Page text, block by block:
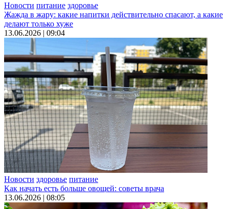
Новости питание здоровье
Жажда в жару: какие напитки действительно спасают, а какие
делают только хуже
13.06.2026 | 09:04
Новости здоровье питание
Как начать есть больше овощей: советы врача
13.06.2026 | 08:05